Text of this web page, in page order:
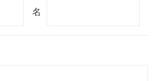
名